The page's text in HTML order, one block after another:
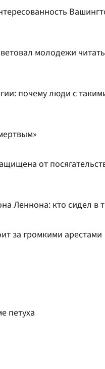
молодежи
почему люди с
от
Леннона: кто сидел в
за громкими арестами
петуха